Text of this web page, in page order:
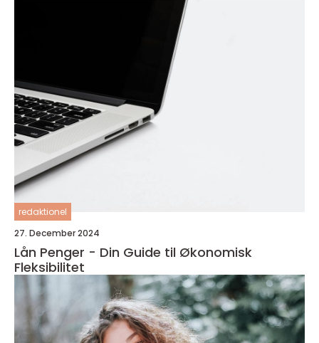
redaktionel
27. December 2024
Lån Penger - Din Guide til Økonomisk
Fleksibilitet